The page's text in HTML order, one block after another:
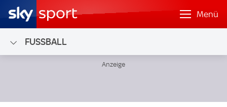
Menü
FUSSBALL